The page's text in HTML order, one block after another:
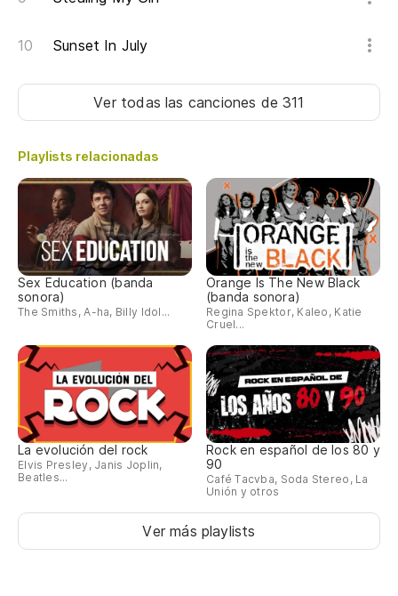
Sunset In July
Ver todas las canciones de 311
Playlists relacionadas
Sex Education (banda
sonora)
The Smiths, A-ha, Billy Idol...
Orange Is The New Black
(banda sonora)
Regina Spektor, Kaleo, Katie
Cruel...
La evolución del rock
Elvis Presley, Janis Joplin,
Beatles...
Rock en español de los 80 y
90
Café Tacvba, Soda Stereo, La
Unión y otros
Ver más playlists